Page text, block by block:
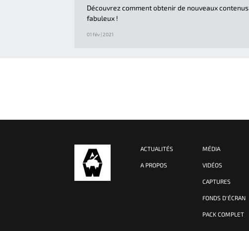
Découvrez comment obtenir de nouveaux contenus
fabuleux !
01 fév | 2021
ACTUALITÉS
A PROPOS
MÉDIA
VIDÉOS
CAPTURES
FONDS D'ÉCRAN
PACK COMPLET